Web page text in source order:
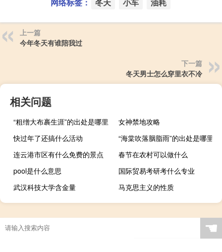
网络标签： 冬天 小车 油耗
上一篇
今年冬天有谁陪我过
下一篇
冬天男士怎么穿里衣不冷
相关问题
“粗缯大布裹生涯”的出处是哪里
女神禁地攻略
快过年了还搞什么活动
“海棠吹落胭脂雨”的出处是哪里
连云港市区有什么免费的景点
春节在农村可以做什么
pool是什么意思
国际贸易考研考什么专业
武汉科技大学含金量
马克思主义的性质
☚